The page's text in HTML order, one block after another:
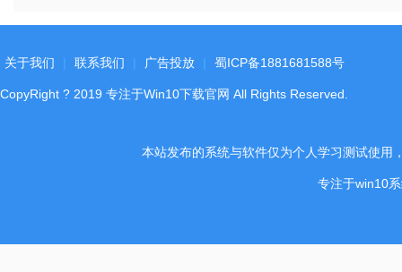
关于我们 联系我们 广告投放 蜀ICP备1881681588号
CopyRight ? 2019 专注于Win10下载官网 All Rights Reserved.
本站发布的系统与软件仅为个人学习测试使用
专注于win10